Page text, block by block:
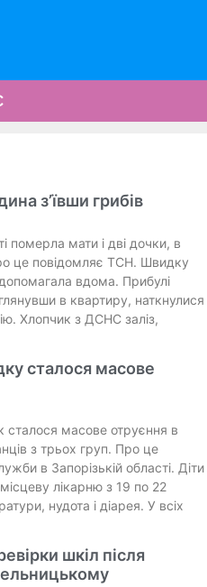
з’ївши грибів
померла мати і дві дочки, в
це повідомляє ТСН. Швидку
вдома. Прибулі
в квартиру, наткнулися
Хлопчик з ДСНС заліз,
сталося масове
сталося масове отруєння в
з трьох груп. Про це
в Запорізькій області. Діти
лікарню з 19 по 22
нудота і діарея. У всіх
шкіл після